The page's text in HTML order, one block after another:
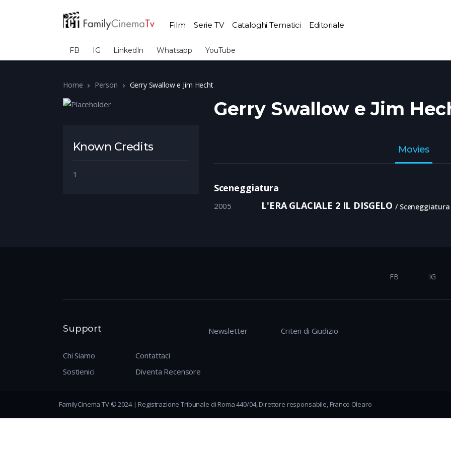
Film Serie TV Cataloghi Tematici Editoriale
FB IG LinkedIn Whatsapp YouTube
Home Person Gerry Swallow e Jim Hecht
Known Credits
1
Gerry Swallow e Jim
Movies
Sceneggiatura
2005 L'ERA GLACIALE 2 IL DISGELO Sceneggiatura
FB IG
Support
Chi Siamo
Sostienici
Contattaci
Diventa Recensore
Newsletter Criteri di Giudizio
FamilyCinema TV © 2024 | Registrazione Tribunale di Roma 440/04, Direttore responsabile, Franco Olearo